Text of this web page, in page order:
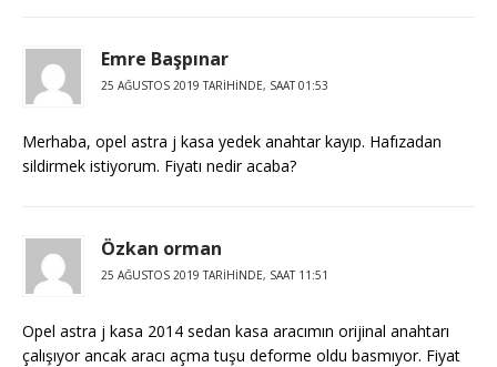
Emre Başpınar
25 AĞUSTOS 2019 TARIHINDE, SAAT 01:53
Merhaba, opel astra j kasa yedek anahtar kayıp. Hafızadan
sildirmek istiyorum. Fiyatı nedir acaba?
Özkan orman
25 AĞUSTOS 2019 TARIHINDE, SAAT 11:51
Opel astra j kasa 2014 sedan kasa aracımın orijinal anahtarı
çalışıyor ancak aracı açma tuşu deforme oldu basmıyor. Fiyat